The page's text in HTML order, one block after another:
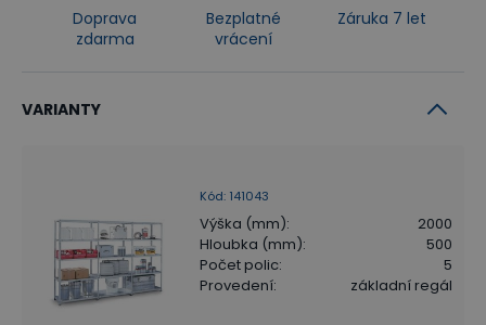
Doprava
zdarma
Bezplatné
vrácení
Záruka 7 let
VARIANTY
Kód: 141043
Výška (mm):
2000
Hloubka (mm):
500
Počet polic:
5
Provedení: základní regál